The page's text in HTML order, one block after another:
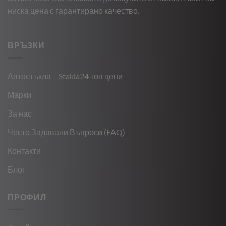
ниска цена с гарантирано качество.
ВРЪЗКИ
Автостъкла – Stakla24 топ цени
Марки
За нас
Често Задавани Въпроси (FAQ)
Контакти
Блог
ПРОФИЛ